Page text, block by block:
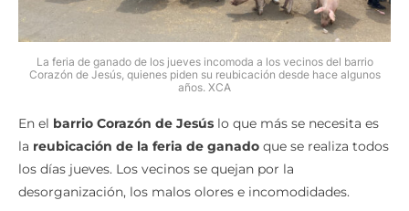
La feria de ganado de los jueves incomoda a los vecinos del barrio
Corazón de Jesús, quienes piden su reubicación desde hace algunos
años. XCA
En el barrio Corazón de Jesús lo que más se necesita es
la reubicación de la feria de ganado que se realiza todos
los días jueves. Los vecinos se quejan por la
desorganización, los malos olores e incomodidades.